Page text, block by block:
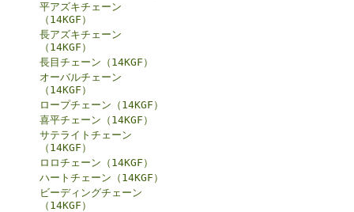
平アズキチェーン
（14KGF）
長アズキチェーン
（14KGF）
長目チェーン（14KGF）
オーバルチェーン
（14KGF）
ロープチェーン（14KGF）
喜平チェーン（14KGF）
サテライトチェーン
（14KGF）
ロロチェーン（14KGF）
ハートチェーン（14KGF）
ビーディングチェーン
（14KGF）